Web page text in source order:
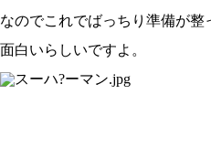
なのでこれでばっちり準備が整
面白いらしいですよ。